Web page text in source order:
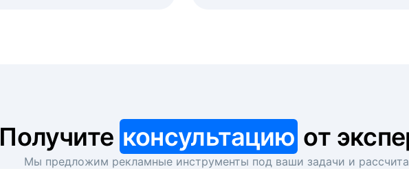
Получите консультацию от
Мы предложим рекламные инструменты под ваши задачи и